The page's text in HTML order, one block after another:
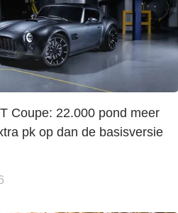
Coupe: 22.000 pond meer
pk op dan de basisversie